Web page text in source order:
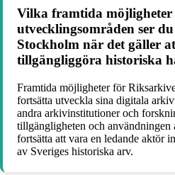
Vilka framtida möjligheter
utvecklingsområden ser
Stockholm när det gäller
tillgängliggöra historiska
Framtida möjligheter för
fortsätta utveckla sina digitala
andra arkivinstitutioner och
tillgängligheten och användningen
fortsätta att vara en ledande aktör
av Sveriges historiska arv.